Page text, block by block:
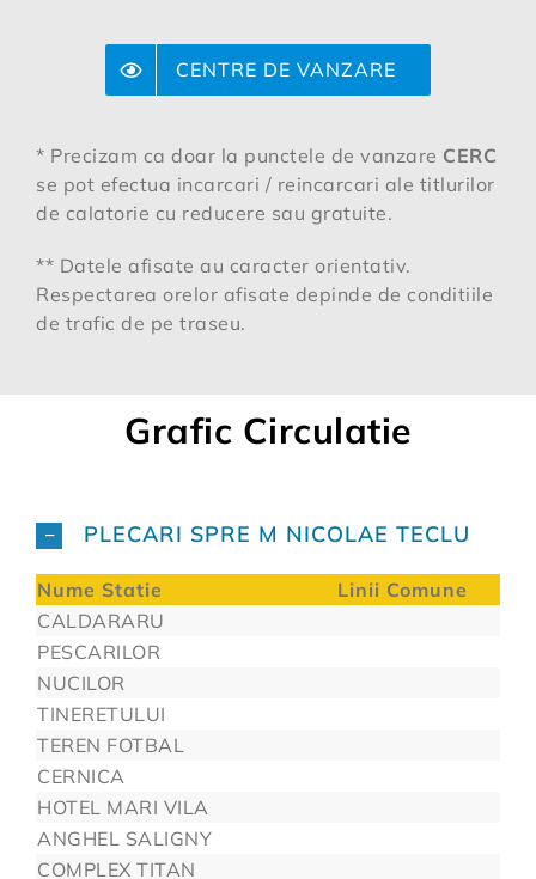
CENTRE DE VANZARE
* Precizam ca doar la punctele de vanzare CERC
se pot efectua incarcari / reincarcari ale titlurilor
de calatorie cu reducere sau gratuite.
** Datele afisate au caracter orientativ.
Respectarea orelor afisate depinde de conditiile
de trafic de pe traseu.
Grafic Circulatie
PLECARI SPRE M NICOLAE TECLU
Nume Statie
Linii Comune
CALDARARU
PESCARILOR
NUCILOR
TINERETULUI
TEREN FOTBAL
CERNICA
HOTEL MARI VILA
ANGHEL SALIGNY
COMPLEX TITAN